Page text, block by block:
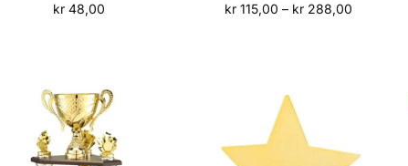
kr48,00 kr115,00 – kr288,00